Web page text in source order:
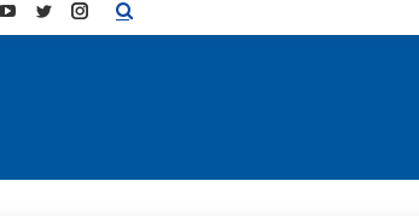
YOUTUBE
TWITTERINSTAGRAM